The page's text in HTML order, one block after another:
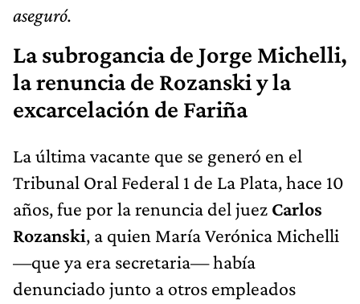
aseguró.
La subrogancia de Jorge Michelli,
la renuncia de Rozanski y la
excarcelación de Fariña
La última vacante que se generó en el
Tribunal Oral Federal 1 de La Plata, hace 10
años, fue por la renuncia del juez Carlos
Rozanski, a quien María Verónica Michelli
—que ya era secretaria— había
denunciado junto a otros empleados